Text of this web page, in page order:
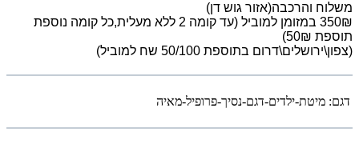
משלוח והרכבה(אזור גוש דן)
350₪ במזומן למוביל (עד קומה 2 ללא מעלית,כל קומה נוספת
תוספת 50₪)
(צפון\ירושלים\דרום בתוספת 50/100 שח למוביל)
דגם: מיטת-ילדים-דגם-נסיך-פרופיל-מאיה